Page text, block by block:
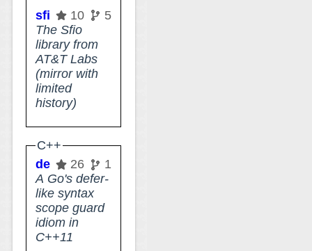
sfio
10
5
The Sfio
library from
AT&T Labs
(mirror with
limited
history)
C++
deferxx
26
1
A Go's defer-
like syntax
scope guard
idiom in
C++11